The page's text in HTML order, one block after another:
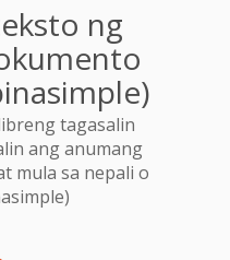
ng
tagasalin
ang anumang
mula sa nepali o